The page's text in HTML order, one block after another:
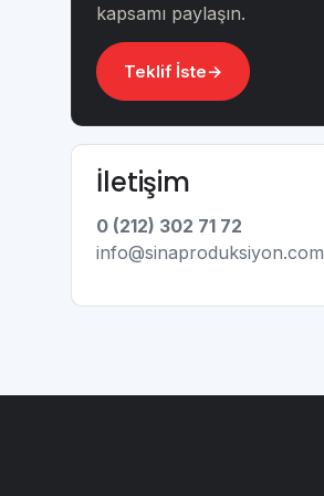
kapsamı paylaşın.
Teklif İste
İletişim
0 (212) 302 71 72
info@sinaproduksiyon.com